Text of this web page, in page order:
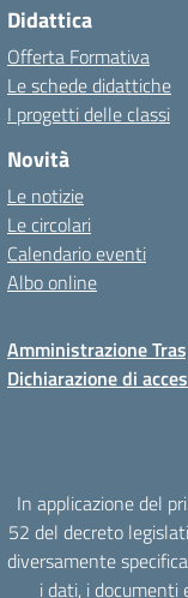
Didattica
Offerta Formativa
Le schede didattiche
I progetti delle classi
Novità
Le notizie
Le circolari
Calendario eventi
Albo online
Amministrazione
Dichiarazione di
In applicazione del
52 del decreto
diversamente
i dati, i documenti